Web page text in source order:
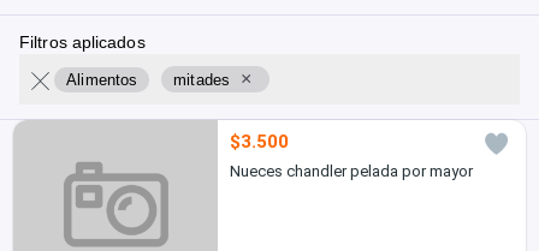
Filtros aplicados
Alimentos mitades ×
$3.500
Nueces chandler pelada por mayor